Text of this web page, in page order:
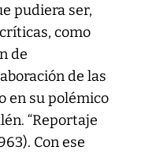
pudiera ser,
como
de
de las
en su polémico
“Reportaje
Con ese